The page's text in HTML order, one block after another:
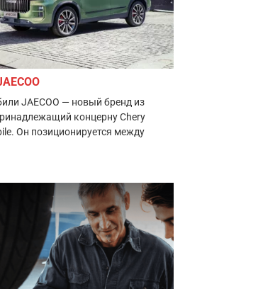
JAECOO — новый бренд из
концерну Chery
Он позиционируется между